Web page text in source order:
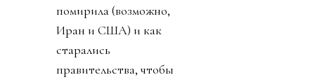
помирила (возможно,
Иран и США) и как
старались
правительства, чтобы